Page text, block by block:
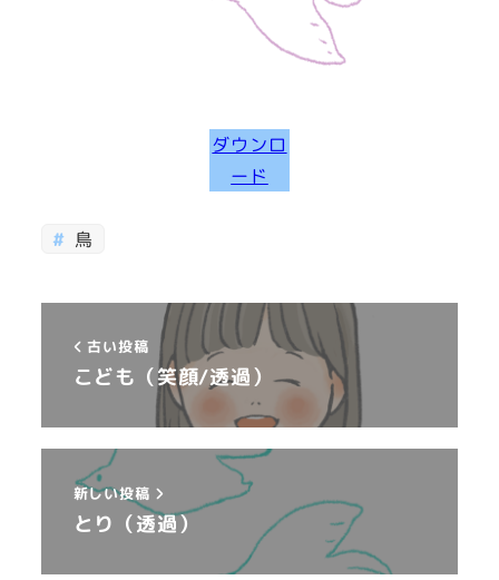
ダウンロ
ード
鳥
古い投稿
こども（笑顔/透過）
新しい投稿
とり（透過）